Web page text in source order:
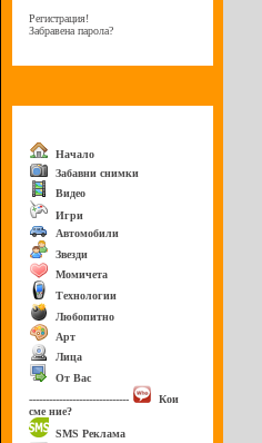
Регистрация!
Забравена парола?
Начало
Забавни снимки
Видео
Игри
Автомобили
Звезди
Момичета
Технологии
Любопитно
Арт
Лица
От Вас
------------------------------
Кои
сме ние?
SMS Реклама